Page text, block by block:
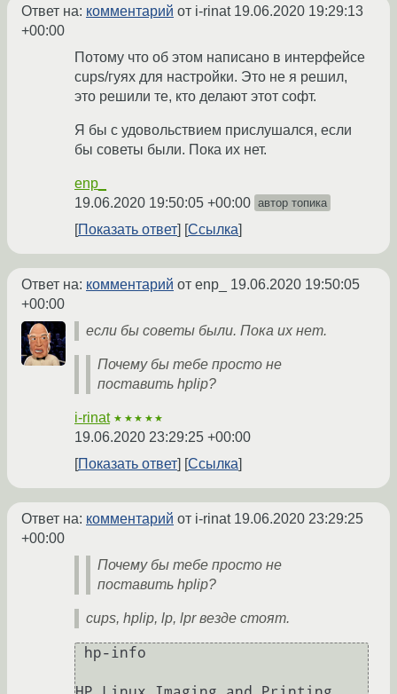
Ответ на: комментарий от i-rinat 19.06.2020 19:29:13
+00:00
Потому что об этом написано в интерфейсе
cups/гуях для настройки. Это не я решил,
это решили те, кто делают этот софт.
Я бы с удовольствием прислушался, если
бы советы были. Пока их нет.
enp_
19.06.2020 19:50:05 +00:00 автор топика
Показать ответ Ссылка
Ответ на: комментарий от enp_ 19.06.2020 19:50:05
+00:00
если бы советы были. Пока их нет.
Почему бы тебе просто не
поставить hplip?
i-rinat ★★★★★
19.06.2020 23:29:25 +00:00
Показать ответ
Ссылка
Ответ на: комментарий от i-rinat 19.06.2020 23:29:25
+00:00
Почему бы тебе просто не
поставить hplip?
cups, hplip, lp, lpr везде стоят.